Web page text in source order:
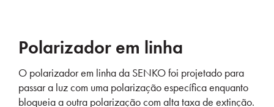
Polarizador em linha
O polarizador em linha da SENKO foi projetado para
passar a luz com uma polarização específica enquanto
bloqueia a outra polarização com alta taxa de extinção.